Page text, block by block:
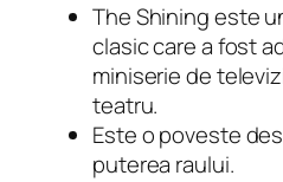
The Shining este
clasic care a fost
miniserie de
teatru.
Este o poveste
puterea raului.